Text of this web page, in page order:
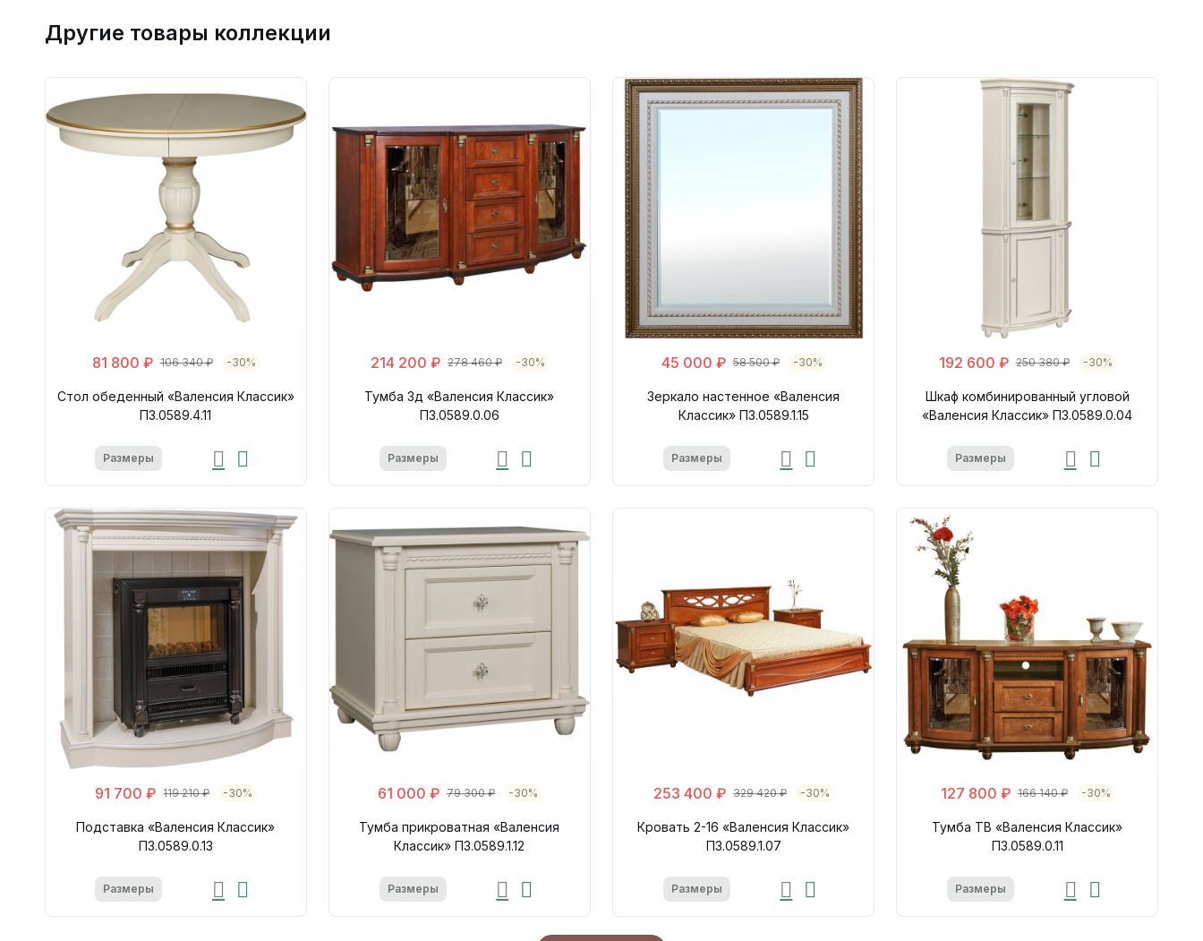
Другие товары коллекции
81 800 ₽ 106 340 ₽ -30%
Стол обеденный «Валенсия Классик»
П3.0589.4.11
Размеры
214 200 ₽ 278 460 ₽ -30%
Тумба 3д «Валенсия Классик»
П3.0589.0.06
Размеры
45 000 ₽ 58 500 ₽ -30%
Зеркало настенное «Валенсия
Классик» П3.0589.1.15
Размеры
192 600 ₽ 250 380 ₽ -30%
Шкаф комбинированный угловой
«Валенсия Классик» П3.0589.0.04
Размеры
91 700 ₽ 119 210 ₽ -30%
Подставка «Валенсия Классик»
П3.0589.0.13
Размеры
61 000 ₽ 79 300 ₽ -30%
Тумба прикроватная «Валенсия
Классик» П3.0589.1.12
Размеры
253 400 ₽ 329 420 ₽ -30%
Кровать 2-16 «Валенсия Классик»
П3.0589.1.07
Размеры
127 800 ₽ 166 140 ₽ -30%
Тумба ТВ «Валенсия Классик»
П3.0589.0.11
Размеры